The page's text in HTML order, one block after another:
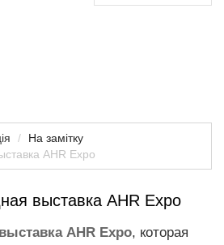
На замітку
AHR Expo
выставка AHR Expo
AHR Expo, которая